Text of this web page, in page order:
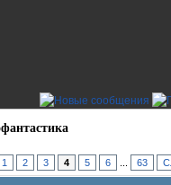
1 2 3 4 5 6 63